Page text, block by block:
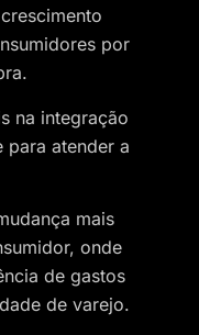
por
na integração
para atender a
mais
onde
de gastos
de varejo.